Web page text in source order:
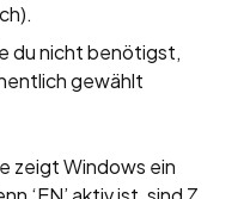
du nicht benötigst,
gewählt
zeigt Windows ein